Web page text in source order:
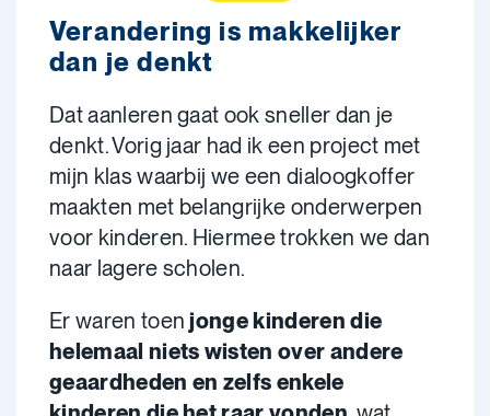
Verandering is makkelijker
dan je denkt
Dat aanleren gaat ook sneller dan je
denkt. Vorig jaar had ik een project met
mijn klas waarbij we een dialoogkoffer
maakten met belangrijke onderwerpen
voor kinderen. Hiermee trokken we dan
naar lagere scholen.
Er waren toenjonge kinderen die
helemaal niets wisten over andere
geaardheden en zelfs enkele